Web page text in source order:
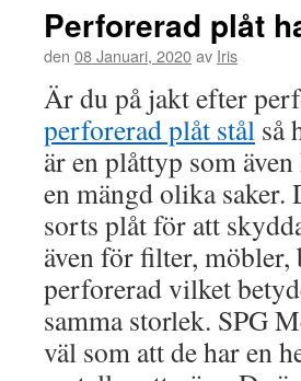
Perforerad plåt
den 08 Januari, 2020av Iris
Är du på jakt efter
perforerad plåt stål så
är en plåttyp som
en mängd olika saker.
sorts plåt för att
även för filter,
perforerad vilket
samma storlek. SPG
väl som att de har en